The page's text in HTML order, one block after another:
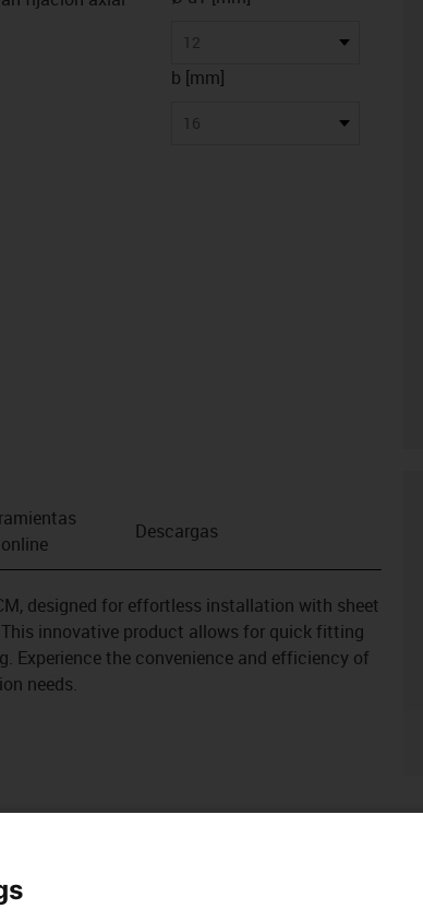
12
b [mm]
16
online
Descargas
designed for effortless installation with sheet
innovative product allows for quick fitting
Experience the convenience and efficiency of
needs.